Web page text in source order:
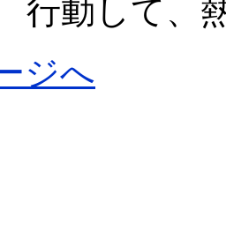
行動して、
ジへ